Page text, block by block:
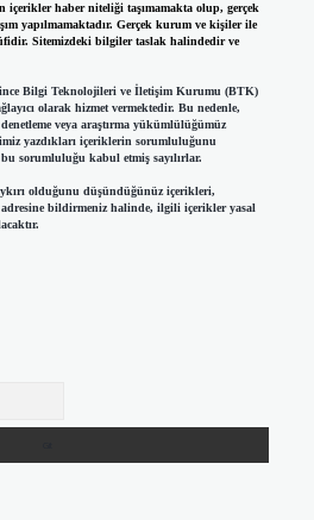
içerikler haber niteliği taşımamakta olup, gerçek
yapılmamaktadır. Gerçek kurum ve kişiler ile
Sitemizdeki bilgiler taslak halindedir ve
Bilgi Teknolojileri ve İletişim Kurumu (BTK)
olarak hizmet vermektedir. Bu nedenle,
veya araştırma yükümlülüğümüz
yazdıkları içeriklerin sorumluluğunu
sorumluluğu kabul etmiş sayılırlar.
olduğunu düşündüğünüz içerikleri,
bildirmeniz halinde, ilgili içerikler yasal